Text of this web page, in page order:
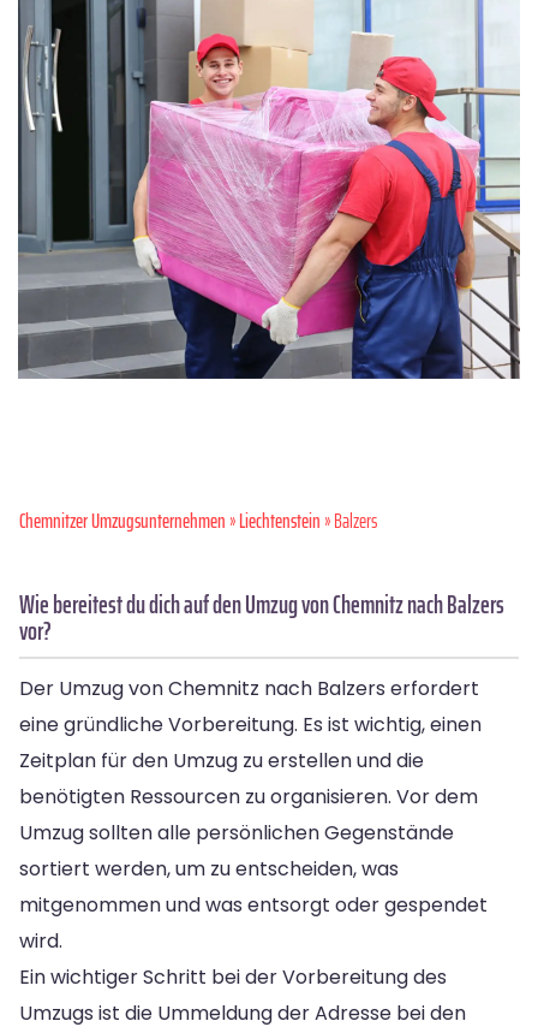
Chemnitzer Umzugsunternehmen»Liechtenstein» Balzers
Wie bereitest du dich auf den Umzug von Chemnitz nach Balzers
vor?
Der Umzug von Chemnitz nach Balzers erfordert
eine gründliche Vorbereitung. Es ist wichtig, einen
Zeitplan für den Umzug zu erstellen und die
benötigten Ressourcen zu organisieren. Vor dem
Umzug sollten alle persönlichen Gegenstände
sortiert werden, um zu entscheiden, was
mitgenommen und was entsorgt oder gespendet
wird.
Ein wichtiger Schritt bei der Vorbereitung des
Umzugs ist die Ummeldung der Adresse bei den